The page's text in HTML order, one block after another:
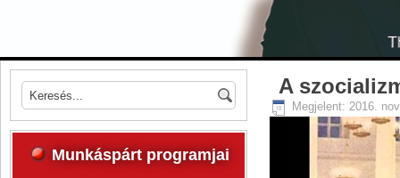
Munkáspárt programjai
A
Megjelent: 2016.